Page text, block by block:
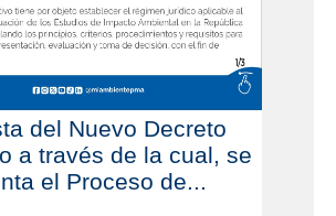
del Nuevo Decreto
a través de la cual, se
el Proceso de...